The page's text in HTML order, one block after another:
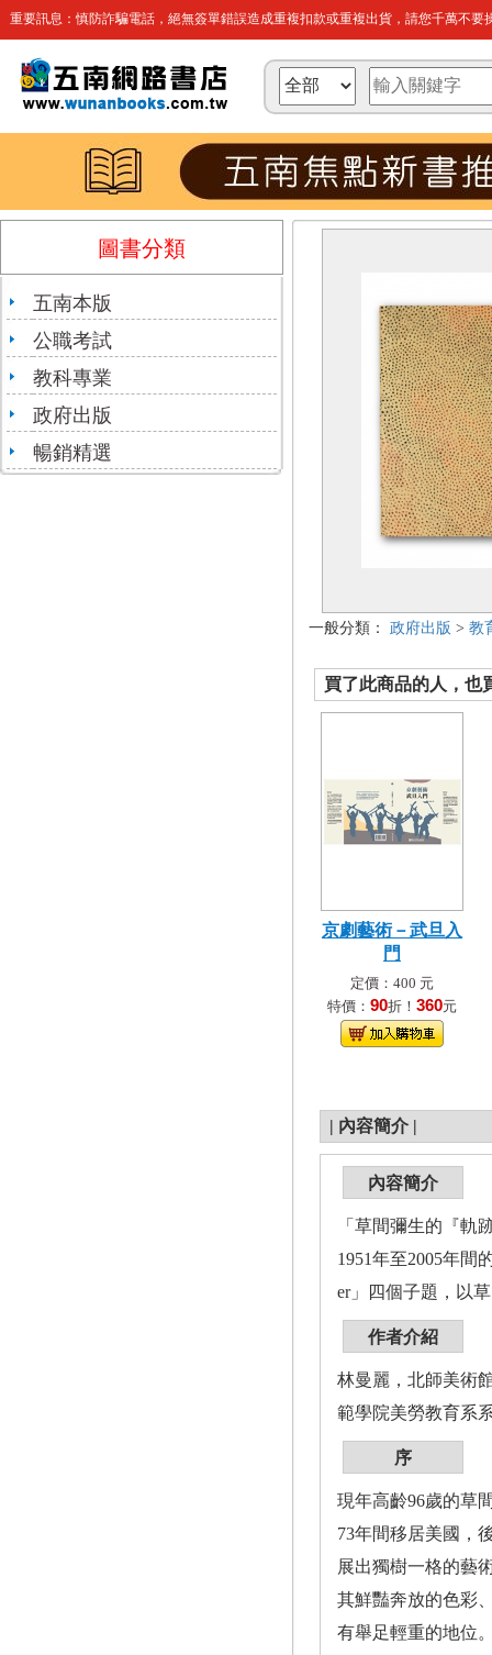
重要訊息：慎防詐騙電話，絕無簽單錯誤造成重複扣款或重複出貨，請您千萬不要
圖書分類
五南本版
公職考試
教科專業
政府出版
暢銷精選
一般分類： 政府出版 > 教
買了此商品的人，也
京劇藝術－武旦入
門
定價：400 元
特價： 90折！ 360元
| 內容簡介 |
內容簡介
「草間彌生的『
1951年至2005年間
er」四個子題，以
作者介紹
林曼麗，北師美術
範學院美勞教育系
序
現年高齡96歲的草
73年間移居美國，
展出獨樹一格的藝
其鮮豔奔放的色彩
有舉足輕重的地位